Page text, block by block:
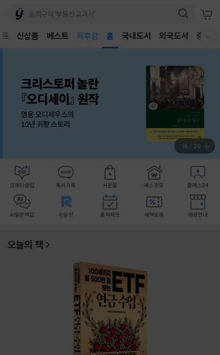
신상품 베스트
어린이
어린이
홈 국내도서 외국도서 중고샵
17 / 20
크레마클럽 독서기록 사은품 예스펀딩 클래스24
AI일문백답 리딩런 출석체크 혜택모음 매장안내
오늘의 책